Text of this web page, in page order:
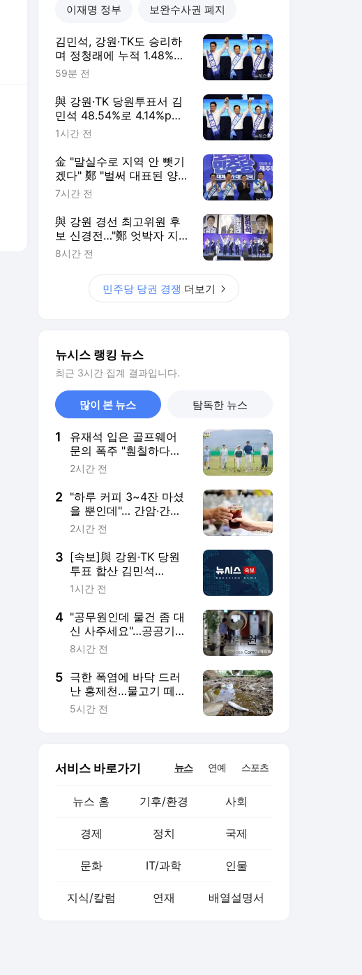
이재명 정부 보완수사권 폐지
김민석, 강원·TK도 승리하
며 정청래에 누적 1.48%p
앞서…격차 벌리며 우세 점
59분 전
與 강원·TK 당원투표서 김
민석 48.54%로 4.14%p차
승리…정청래 44.40%
1시간 전
金 "말실수로 지역 안 뺏기
겠다" 鄭 "벌써 대표된 양
당직 나눠줘"
7시간 전
與 강원 경선 최고위원 후
보 신경전…"鄭 엇박자 지
도부" "금도 지켜야"
8시간 전
민주당 당권 경쟁 더보기
뉴시스 랭킹 뉴스
최근 3시간 집계 결과입니다.
많이 본 뉴스 탐독한 뉴스
1
유재석 입은 골프웨어
문의 폭주 "훤칠하다고
하더라"
2시간 전
2 "하루 커피 3~4잔 마셨
을 뿐인데"… 간암·간경
변 위험 뚝
2시간 전
3 [속보]與 강원·TK 당원
투표 합산 김민석
48.54%로 승리…정청래
1시간 전
4 "공무원인데 물건 좀 대
신 사주세요"…공공기관
사칭 대리구매 주의
8시간 전
5 극한 폭염에 바닥 드러
난 홍제천…물고기 떼죽
음도 [뉴시스Pic]
5시간 전
서비스 바로가기 뉴스 연예 스포츠
뉴스 홈 기후/환경 사회
경제 정치 국제
문화 IT/과학 인물
지식/칼럼 연재 배열설명서